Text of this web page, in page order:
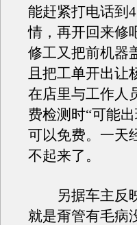
能赶紧打电话到
情，再开回来修
修工又把前机器
且把工单开出让
在店里与工作人
费检测时“可能
可以免费。一天
不起来了。
另据车主反映
就是甭管有毛病